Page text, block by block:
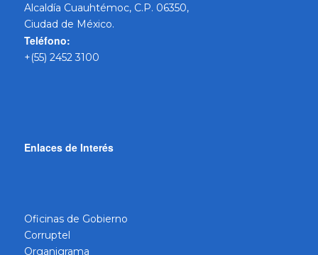
Alcaldía Cuauhtémoc, C.P. 06350,
Ciudad de México.
Teléfono:
+(55) 2452 3100
Enlaces de Interés
Oficinas de Gobierno
Corruptel
Organigrama